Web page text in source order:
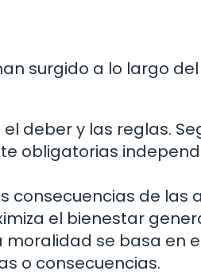
surgido a lo largo
deber y las reglas.
obligatorias
consecuencias de las
el bienestar
moralidad se basa en
o consecuencias.